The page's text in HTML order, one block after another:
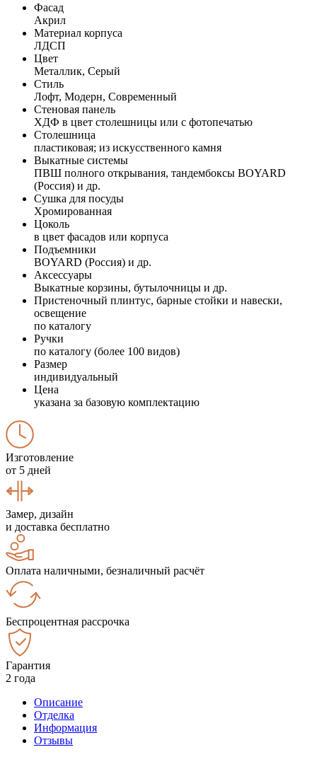
Фасад
Акрил
Материал корпуса
ЛДСП
Цвет
Металлик, Серый
Стиль
Лофт, Модерн, Современный
Стеновая панель
ХДФ в цвет столешницы или с фотопечатью
Столешница
пластиковая; из искусственного камня
Выкатные системы
ПВШ полного открывания, тандембоксы BOYARD
(Россия) и др.
Сушка для посуды
Хромированная
Цоколь
в цвет фасадов или корпуса
Подъемники
BOYARD (Россия) и др.
Аксессуары
Выкатные корзины, бутылочницы и др.
Пристеночный плинтус, барные стойки и навески,
освещение
по каталогу
Ручки
по каталогу (более 100 видов)
Размер
индивидуальный
Цена
указана за базовую комплектацию
Изготовление
от 5 дней
Замер, дизайн
и доставка бесплатно
Оплата наличными, безналичный расчёт
Беспроцентная рассрочка
Гарантия
2 года
Описание
Отделка
Информация
Отзывы